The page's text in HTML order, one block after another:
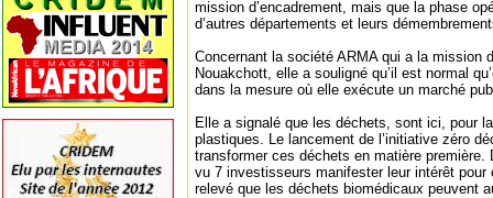
mission d’encadrement, mais que la phase
d’autres départements et leurs
Concernant la société ARMA qui a la mission
Nouakchott, elle a souligné qu’il est normal
dans la mesure où elle exécute un marché
Elle a signalé que les déchets, sont ici, pour
plastiques. Le lancement de l’initiative zéro
transformer ces déchets en matière première.
vu 7 investisseurs manifester leur intérêt
relevé que les déchets biomédicaux peuvent